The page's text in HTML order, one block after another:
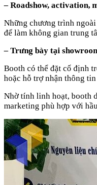
– Roadshow, activation,
Những chương trình
để làm không gian trung
– Trưng bày tại
Booth có thể đặt cố định
hoặc hỗ trợ nhận thông
Nhờ tính linh hoạt, booth
marketing phù hợp với